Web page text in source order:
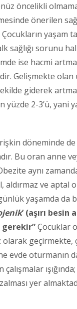
öncelikli
önerilen
yaşam
sağlığı sorunu
ise hacmi
Gelişmekte
giderek
2-3’ü, yani
döneminde de
Bu oran anne
aynı
aldırmaz ve aptal
yaşamda da
’ (aşırı besin
gerekir”Çocuklar
olarak
evde oturmanın
yer